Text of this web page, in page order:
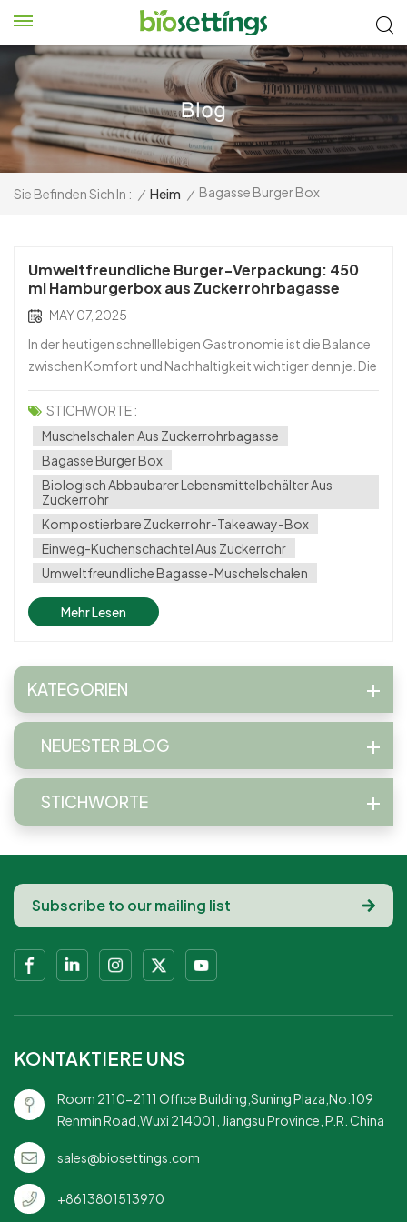
Sie Befinden Sich In : / Heim / Bagasse Burger Box
Umweltfreundliche Burger-Verpackung: 450
ml Hamburgerbox aus Zuckerrohrbagasse
MAY 07, 2025
In der heutigen schnelllebigen Gastronomie ist die Balance
zwischen Komfort und Nachhaltigkeit wichtiger denn je. Die
450 ml Hamburgerbox aus Zuckerrohrbagasse Die
Biosettings-Box bietet eine clevere, umweltfreundliche
Alternative zu herkömmlichen Kunststoffverpackungen.
Diese biologisch abbaub...
STICHWORTE :
Muschelschalen Aus Zuckerrohrbagasse
Bagasse Burger Box
Biologisch Abbaubarer Lebensmittelbehälter Aus
Zuckerrohr
Kompostierbare Zuckerrohr-Takeaway-Box
Einweg-Kuchenschachtel Aus Zuckerrohr
Umweltfreundliche Bagasse-Muschelschalen
Mehr Lesen
KATEGORIEN
NEUESTER BLOG
STICHWORTE
KONTAKTIERE UNS
Room 2110-2111 Office Building,Suning Plaza,No.109
Renmin Road,Wuxi 214001, Jiangsu Province, P.R. China
sales@biosettings.com
+8613801513970